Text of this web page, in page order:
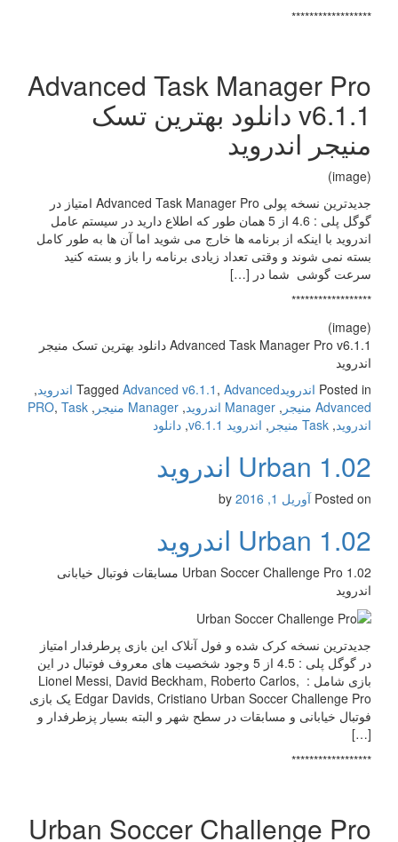
******************
Advanced Task Manager Pro
v6.1.1 دانلود بهترین تسک
منیجر اندروید
(image)
جدیدترین نسخه پولی Advanced Task Manager Pro امتیاز در
گوگل پلی : 4.6 از 5 همان طور که اطلاع دارید در سیستم عامل
اندروید با اینکه از برنامه ها خارج می شوید اما آن ها به طور کامل
بسته نمی شوند و وقتی تعداد زیادی برنامه را باز و بسته کنید
سرعت گوشی شما در […]
******************
(image)
Advanced Task Manager Pro v6.1.1 دانلود بهترین تسک منیجر
اندروید
Posted in اندروید Tagged Advanced v6.1.1 , Advanced اندروید
,
Advanced منیجر
, Manager اندروید , Manager منیجر ,
PRO, Task
اندروید, Task منیجر , اندروید v6.1.1 , دانلود
Urban 1.02 اندروید
Posted on آوریل 1, 2016
Urban 1.02 اندروید
Urban Soccer Challenge Pro 1.02 مسابقات فوتبال خیابانی
اندروید
جدیدترین نسخه کرک شده و فول آنلاک این بازی پرطرفدار امتیاز
در گوگل پلی : 4.5 از 5 وجود شخصیت های معروف فوتبال در این
بازی شامل : Lionel Messi, David Beckham, Roberto Carlos,
Edgar Davids, Cristiano Urban Soccer Challenge Pro یک بازی
فوتبال خیابانی و مسابقات در سطح شهر و البته بسیار پزطرفدار و
[…]
******************
Urban Soccer Challenge Pro